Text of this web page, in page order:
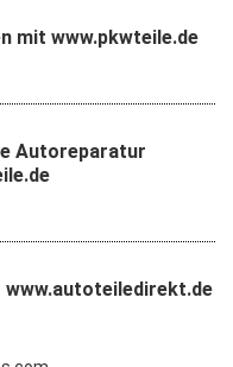
mit www.pkwteile.de
Autoreparatur
www.autoteiledirekt.de